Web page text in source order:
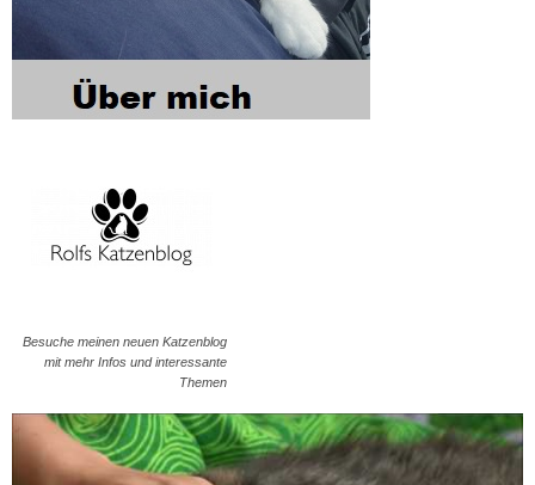
Besuche meinen neuen Katzenblog
mit mehr Infos und interessante
Themen